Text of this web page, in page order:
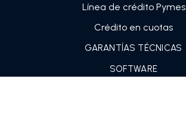
Línea de crédito Pymes
Crédito en cuotas
GARANTÍAS TÉCNICAS
SOFTWARE